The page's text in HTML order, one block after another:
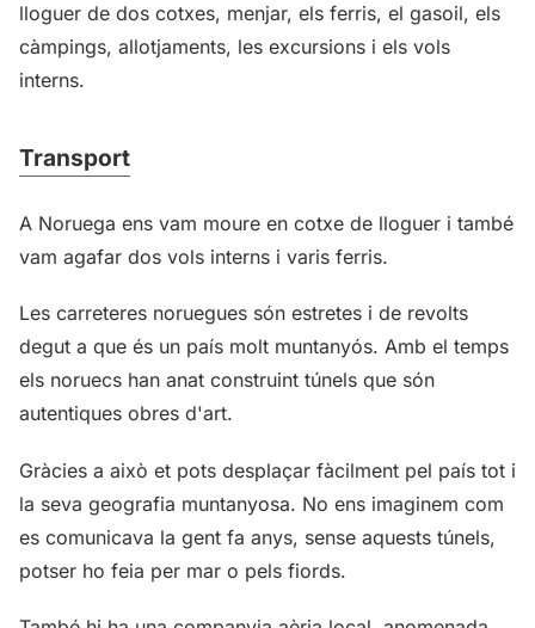
lloguer de dos cotxes, menjar, els ferris, el gasoil, els
càmpings, allotjaments, les excursions i els vols
interns.
Transport
A Noruega ens vam moure en cotxe de lloguer i també
vam agafar dos vols interns i varis ferris.
Les carreteres noruegues són estretes i de revolts
degut a que és un país molt muntanyós. Amb el temps
els noruecs han anat construint túnels que són
autentiques obres d'art.
Gràcies a això et pots desplaçar fàcilment pel país tot i
la seva geografia muntanyosa. No ens imaginem com
es comunicava la gent fa anys, sense aquests túnels,
potser ho feia per mar o pels fiords.